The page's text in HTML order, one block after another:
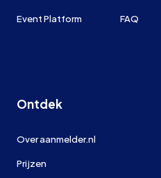
Event Platform FAQ
Ontdek
Over aanmelder.nl
Prijzen